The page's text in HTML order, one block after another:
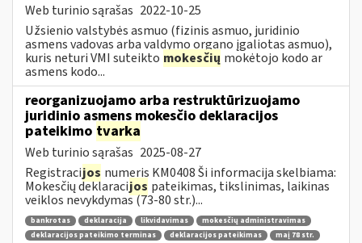
Web turinio sąrašas 2022-10-25
Užsienio valstybės asmuo (fizinis asmuo, juridinio
asmens vadovas arba valdymo organo įgaliotas asmuo),
kuris neturi VMI suteikto mokesčių mokėtojo kodo ar
asmens kodo...
reorganizuojamo arba restruktūrizuojamo
juridinio asmens mokesčio deklaracijos
pateikimo tvarka
Web turinio sąrašas 2025-08-27
Registracijos numeris KM0408 Ši informacija skelbiama:
Mokesčių deklaracijos pateikimas, tikslinimas, laikinas
veiklos nevykdymas (73-80 str.)...
bankrotas deklaracija likvidavimas
mokesčių administravimas
deklaracijos pateikimo terminas
deklaracijos pateikimas
maį 78 str.